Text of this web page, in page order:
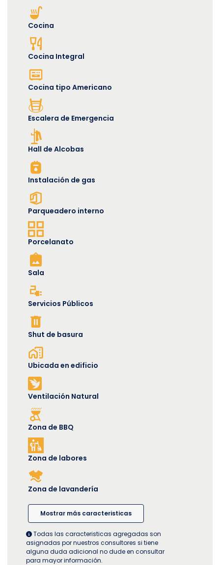
Cocina
Cocina Integral
Cocina tipo Americano
Escalera de Emergencia
Hall de Alcobas
Instalación de gas
Parqueadero interno
Porcelanato
Sala
Servicios Públicos
Shut de basura
Ubicada en edificio
Ventilación Natural
Zona de BBQ
Zona de labores
Zona de lavandería
Mostrar más caracteristicas
Todas las caracteristicas agregadas son
asignadas por nuestros consultores si tiene
alguna duda adicional no dude en consultar
para mayor información.